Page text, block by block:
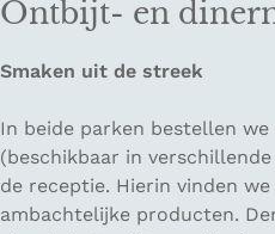
Ontbijt- en
Smaken uit de streek
In beide parken bestellen
(beschikbaar in
de receptie. Hierin vinden
ambachtelijke producten.